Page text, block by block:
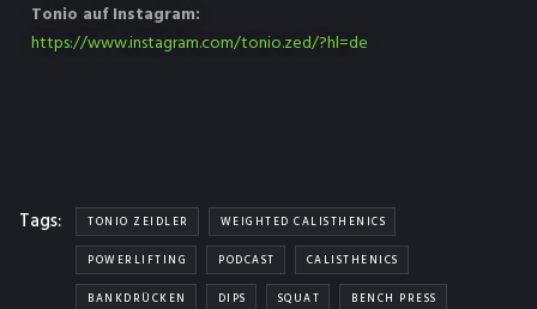
Tonio auf Instagram:
https://www.instagram.com/tonio.zed/?hl=de
Tags: TONIO ZEIDLER WEIGHTED CALISTHENICS
POWERLIFTING PODCAST CALISTHENICS
BANKDRÜCKEN DIPS SQUAT BENCH PRESS